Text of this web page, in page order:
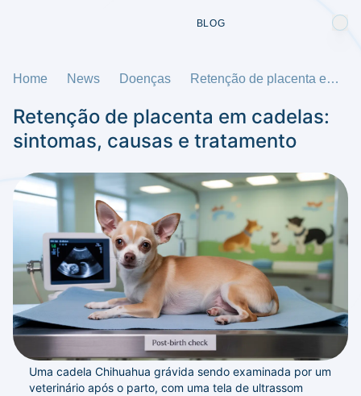
BLOG
Home News Doenças Retenção de placenta em cadelas: sintomas, causas e tratamento
Retenção de placenta em cadelas:
sintomas, causas e tratamento
Uma cadela Chihuahua grávida sendo examinada por um
veterinário após o parto, com uma tela de ultrassom